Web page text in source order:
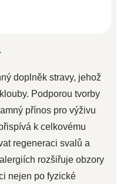
doplněk stravy, jehož
Podporou tvorby
přínos pro výživu
k celkovému
regeneraci svalů a
rozšiřuje obzory
nejen po fyzické